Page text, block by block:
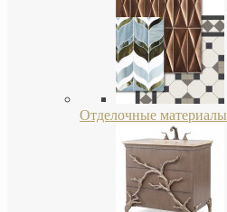
Отделочные материалы